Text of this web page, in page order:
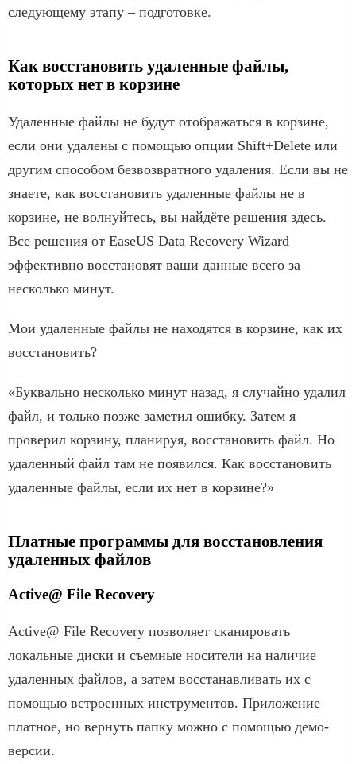
следующему этапу – подготовке.
Как восстановить удаленные файлы,
которых нет в корзине
Удаленные файлы не будут отображаться в корзине,
если они удалены с помощью опции Shift+Delete или
другим способом безвозвратного удаления. Если вы не
знаете, как восстановить удаленные файлы не в
корзине, не волнуйтесь, вы найдёте решения здесь.
Все решения от EaseUS Data Recovery Wizard
эффективно восстановят ваши данные всего за
несколько минут.
Мои удаленные файлы не находятся в корзине, как их
восстановить?
«Буквально несколько минут назад, я случайно удалил
файл, и только позже заметил ошибку. Затем я
проверил корзину, планируя, восстановить файл. Но
удаленный файл там не появился. Как восстановить
удаленные файлы, если их нет в корзине?»
Платные программы для восстановления
удаленных файлов
Active@ File Recovery
Active@ File Recovery позволяет сканировать
локальные диски и съемные носители на наличие
удаленных файлов, а затем восстанавливать их с
помощью встроенных инструментов. Приложение
платное, но вернуть папку можно с помощью демо-
версии.